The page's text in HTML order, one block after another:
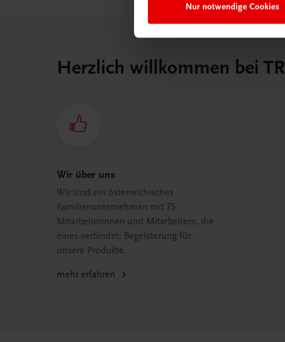
Nur notwendige Cookies
Herzlich willkommen bei
Wir über uns
Wir sind ein österreichisches
Familienunternehmen mit 75
Mitarbeiterinnen und Mitarbeitern, die
eines verbindet: Begeisterung für
unsere Produkte.
mehr erfahren